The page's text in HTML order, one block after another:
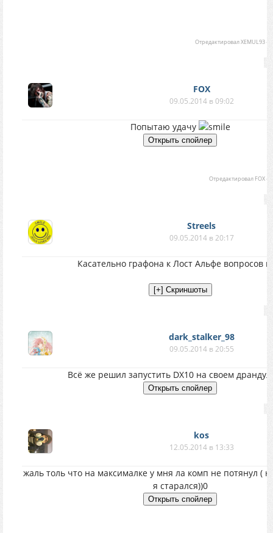
ОтредактировалXEMUL93-
FOX
09.05.2014 в 09:02
Попытаю удачу
Отредактировал FOX-
Streels
09.05.2014 в 20:17
Касательно графона к Лост Альфе вопросов
dark_stalker_98
09.05.2014 в 20:55
Всё же решил запустить DX10 на своем
kos
12.05.2014 в 13:33
жаль толь что на максималке у мня ла комп не потянул (
я старался))0